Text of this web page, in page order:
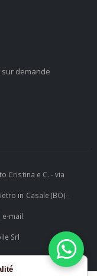
sur demande
Cristina e C. - via
in Casale (BO) -
e-mail:
Srl